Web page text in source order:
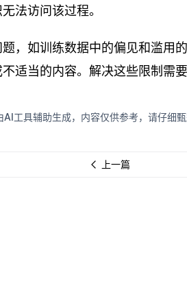
法访问该过程。
题，如训练数据中的偏见和滥用
适当的内容。解决这些限制需
AI工具辅助生成，内容仅供参考，请仔细
上一篇